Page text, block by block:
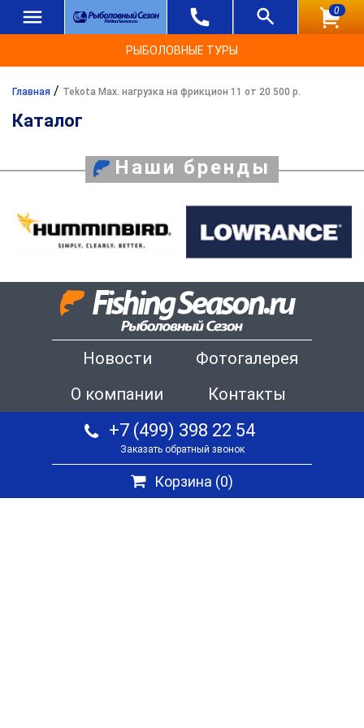
0
РЫБОЛОВНЫЕ ТУРЫ
Главная / Tekota Max. нагрузка на фрикцион 11 от 20 500 р.
Каталог
Наши бренды
Новости
Фотогалерея
О компании
Контакты
+7 (499) 398 22 54
Заказать обратный звонок
Корзина (0)